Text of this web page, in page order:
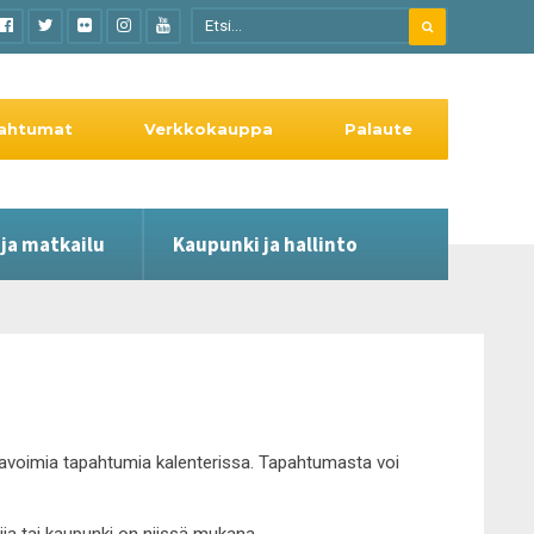
ja matkailu Kaupunki ja hallinto
Verkkokauppa Palaute
tapahtumia kalenterissa. Tapahtumasta voi